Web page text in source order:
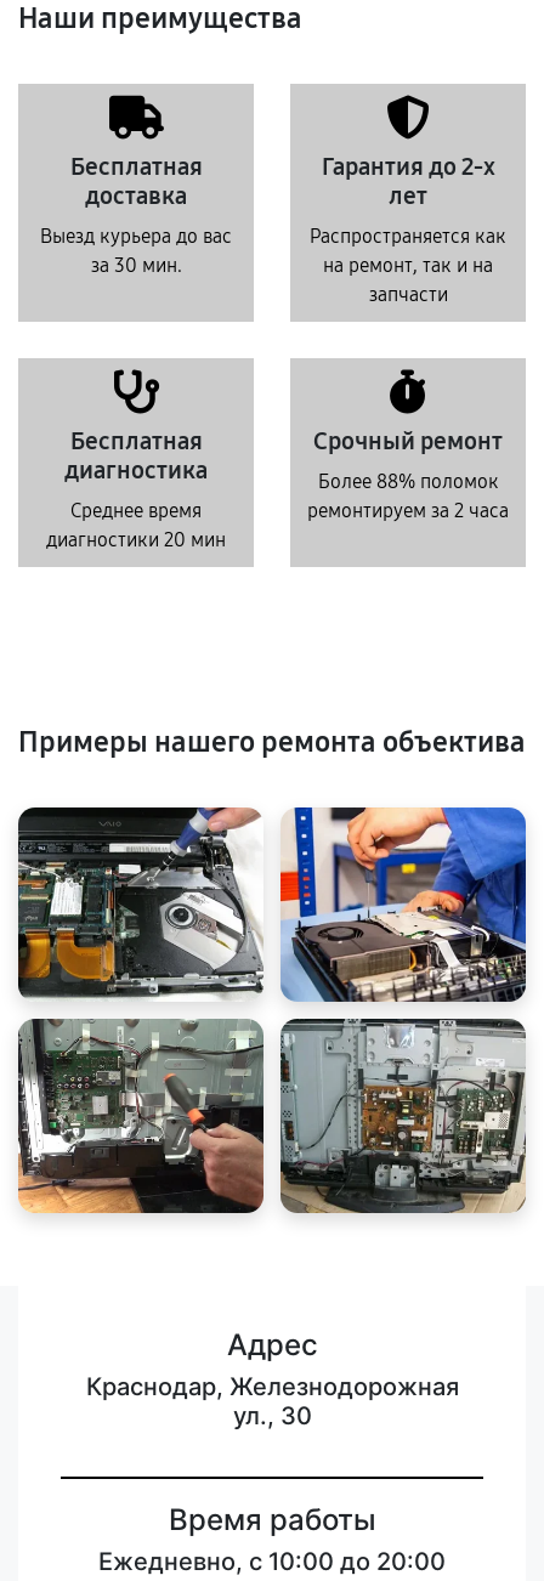
Наши преимущества
Бесплатная
доставка
Выезд курьера до вас
за 30 мин.
Гарантия до 2-х
лет
Распространяется как
на ремонт, так и на
запчасти
Бесплатная
диагностика
Среднее время
диагностики 20 мин
Срочный ремонт
Более 88% поломок
ремонтируем за 2 часа
Примеры нашего ремонта объектива
Адрес
Краснодар, Железнодорожная
ул., 30
Время работы
Ежедневно, с 10:00 до 20:00